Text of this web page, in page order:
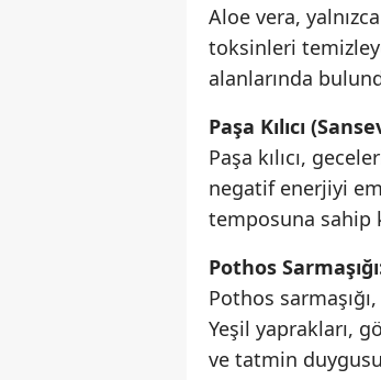
Aloe vera,
toksinleri
alanlarında
Paşa Kılıcı
Paşa kılıcı,
negatif enerjiyi
temposuna sahip
Pothos
Pothos
Yeşil yaprakları,
ve tatmin duygusu